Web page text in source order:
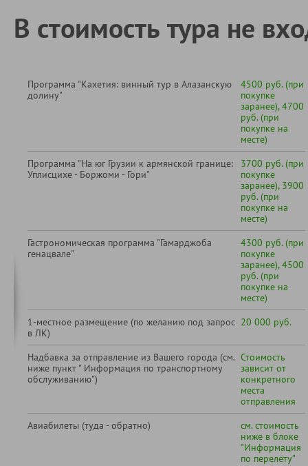
В стоимость тура не
Программа "Кахетия: винный тур в Алазанскую
долину"
4500 руб. (при
покупке
заранее), 4700
руб. (при
покупке на
месте)
Программа "На юг Грузии к армянской границе:
Уплисцихе - Боржоми - Гори"
3700 руб. (при
покупке
заранее), 3900
руб. (при
покупке на
месте)
Гастрономическая программа "Гамарджоба
генацвале"
4300 руб. (при
покупке
заранее), 4500
руб. (при
покупке на
месте)
1-местное размещение (по желанию под запрос
в ЛК)
20 000 руб.
Надбавка за отправление из Вашего города (см.
ниже пункт " Информация по транспортному
обслуживанию")
Стоимость
зависит от
конкретного
места
отправления
Авиабилеты (туда - обратно)
см. стоимость
ниже в блоке
"Информация
по перелёту"